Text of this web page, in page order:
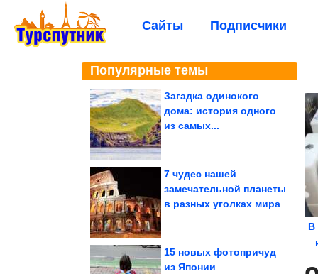
Сайты Подписчики
Популярные темы
Загадка одинокого
дома: история одного
из самых...
7 чудес нашей
замечательной планеты
в разных уголках мира
15 новых фотопричуд
из Японии
В